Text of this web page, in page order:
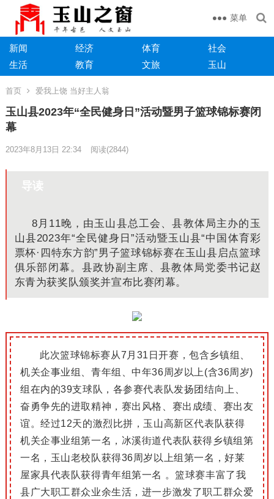
菜单
新闻 经济 体育
社会
生活
教育 文旅 玉山
首页 爱我上饶 当好主人翁
玉山县2023年“全民健身日”活动暨男子篮球锦标赛闭
幕
2023年8月13日 22:34 阅读(2844)
导读
8月11晚，由玉山县总工会、县教体局主办的玉
山县2023年“全民健身日”活动暨玉山县“中国体育彩
票杯·四特东方韵”男子篮球锦标赛在玉山县启点篮球
俱乐部闭幕。县政协副主席、县教体局党委书记赵
东青为获奖队颁奖并宣布比赛闭幕。
此次篮球锦标赛从7月31日开赛，包含乡镇组、
机关企事业组、青年组、中年36周岁以上(含36周岁)
组在内的39支球队，各参赛代表队发扬团结向上、
奋勇争先的进取精神，赛出风格、赛出成绩、赛出友
谊。经过12天的激烈比拼，玉山高新区代表队获得
机关企事业组第一名，冰溪街道代表队获得乡镇组第
一名，玉山老校队获得36周岁以上组第一名，好莱
屋家具代表队获得青年组第一名 。篮球赛丰富了我
县广大职工群众业余生活，进一步激发了职工群众爱